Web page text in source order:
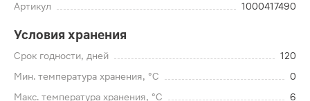
Артикул
1000417490
Условия хранения
Срок годности, дней
120
Мин. температура хранения, °C
0
Макс. температура хранения, °C
6